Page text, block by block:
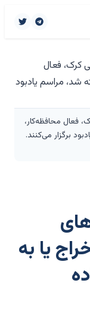
فعال محافظه‌کار،
برگزار می‌کنند.
یا به